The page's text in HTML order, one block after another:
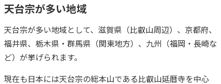
天台宗が多い地域
天台宗が多い地域として、滋賀県（比叡山周辺）、京都府、
福井県、栃木県・群馬県（関東地方）、九州（福岡・長崎な
ど）が挙げられます。
現在も日本には天台宗の総本山である比叡山延暦寺を中心